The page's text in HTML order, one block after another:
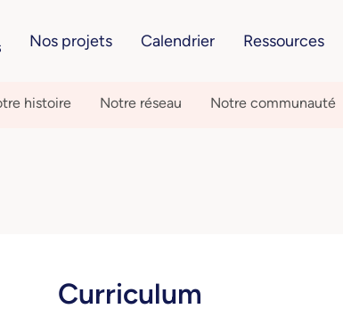
Nos projets Calendrier Ressources
histoire Notre réseau Notre communauté
Curriculum